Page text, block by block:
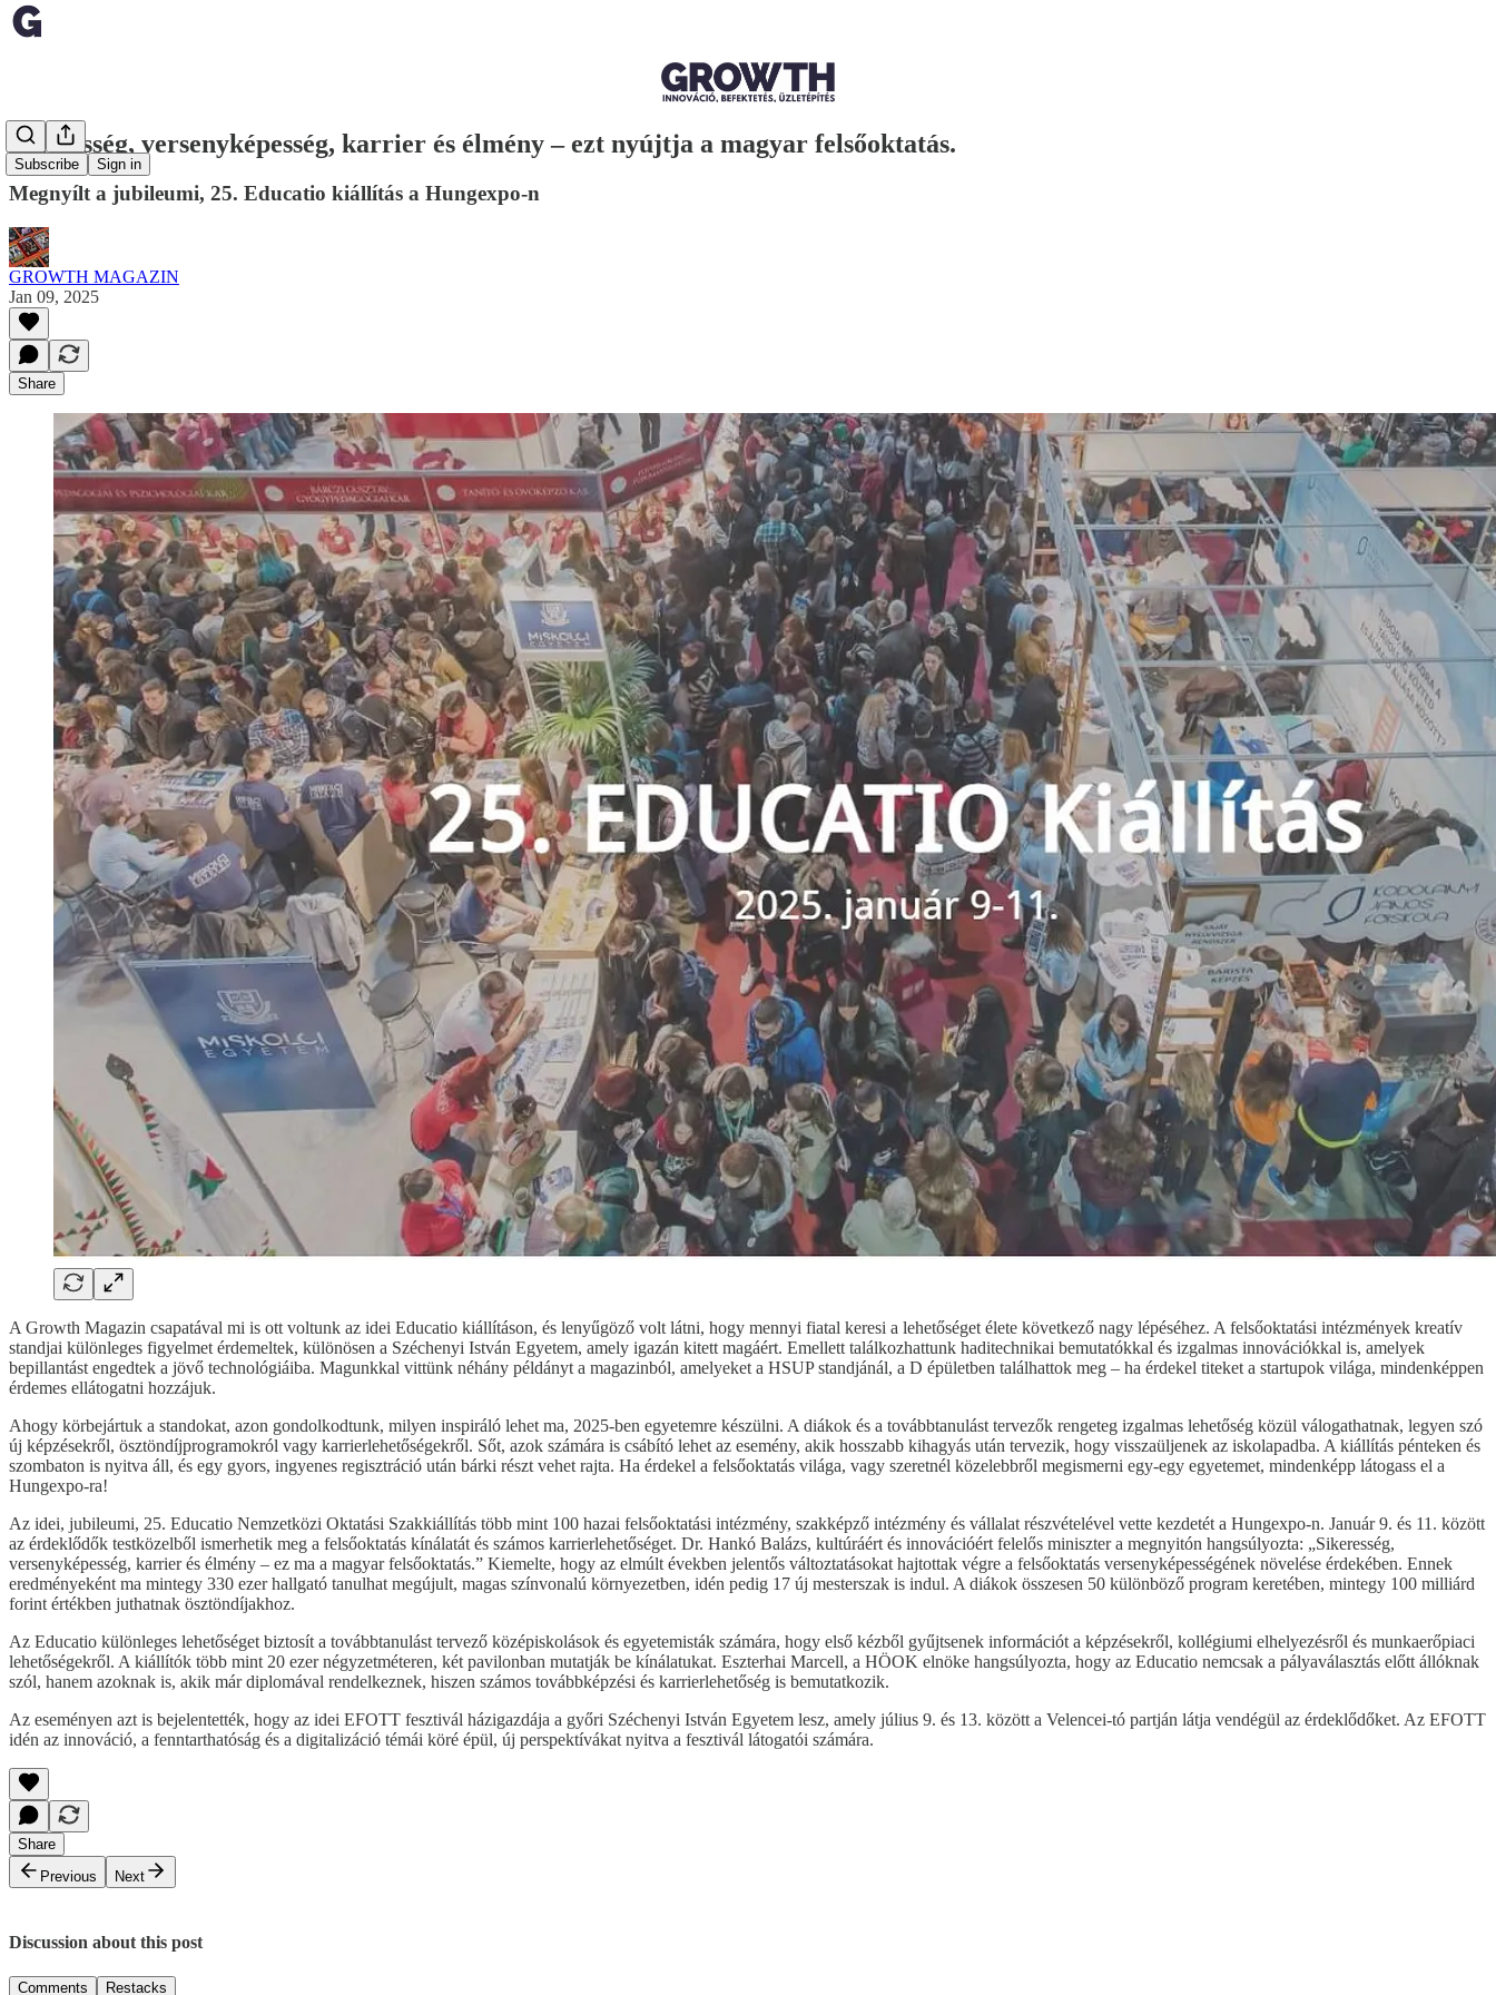
Subscribe Sign in
Sikeresség, versenyképesség, karrier és élmény – ezt nyújtja a magyar felsőoktatás.
Megnyílt a jubileumi, 25. Educatio kiállítás a Hungexpo-n
GROWTH MAGAZIN
Jan 09, 2025
Share
A Growth Magazin csapatával mi is ott voltunk az idei Educatio kiállításon, és lenyűgöző volt látni, hogy mennyi fiatal keresi a lehetőséget élete következő nagy lépéséhez. A felsőoktatási intézmények kreatív
standjai különleges figyelmet érdemeltek, különösen a Széchenyi István Egyetem, amely igazán kitett magáért. Emellett találkozhattunk haditechnikai bemutatókkal és izgalmas innovációkkal is, amelyek
bepillantást engedtek a jövő technológiáiba. Magunkkal vittünk néhány példányt a magazinból, amelyeket a HSUP standjánál, a D épületben találhattok meg – ha érdekel titeket a startupok világa, mindenképpen
érdemes ellátogatni hozzájuk.
Ahogy körbejártuk a standokat, azon gondolkodtunk, milyen inspiráló lehet ma, 2025-ben egyetemre készülni. A diákok és a továbbtanulást tervezők rengeteg izgalmas lehetőség közül válogathatnak, legyen szó
új képzésekről, ösztöndíjprogramokról vagy karrierlehetőségekről. Sőt, azok számára is csábító lehet az esemény, akik hosszabb kihagyás után tervezik, hogy visszaüljenek az iskolapadba. A kiállítás pénteken és
szombaton is nyitva áll, és egy gyors, ingyenes regisztráció után bárki részt vehet rajta. Ha érdekel a felsőoktatás világa, vagy szeretnél közelebbről megismerni egy-egy egyetemet, mindenképp látogass el a
Hungexpo-ra!
Az idei, jubileumi, 25. Educatio Nemzetközi Oktatási Szakkiállítás több mint 100 hazai felsőoktatási intézmény, szakképző intézmény és vállalat részvételével vette kezdetét a Hungexpo-n. Január 9. és 11. között
az érdeklődők testközelből ismerhetik meg a felsőoktatás kínálatát és számos karrierlehetőséget. Dr. Hankó Balázs, kultúráért és innovációért felelős miniszter a megnyitón hangsúlyozta: „Sikeresség,
versenyképesség, karrier és élmény – ez ma a magyar felsőoktatás.” Kiemelte, hogy az elmúlt években jelentős változtatásokat hajtottak végre a felsőoktatás versenyképességének növelése érdekében. Ennek
eredményeként ma mintegy 330 ezer hallgató tanulhat megújult, magas színvonalú környezetben, idén pedig 17 új mesterszak is indul. A diákok összesen 50 különböző program keretében, mintegy 100 milliárd
forint értékben juthatnak ösztöndíjakhoz.
Az Educatio különleges lehetőséget biztosít a továbbtanulást tervező középiskolások és egyetemisták számára, hogy első kézből gyűjtsenek információt a képzésekről, kollégiumi elhelyezésről és munkaerőpiaci
lehetőségekről. A kiállítók több mint 20 ezer négyzetméteren, két pavilonban mutatják be kínálatukat. Eszterhai Marcell, a HÖOK elnöke hangsúlyozta, hogy az Educatio nemcsak a pályaválasztás előtt állóknak
szól, hanem azoknak is, akik már diplomával rendelkeznek, hiszen számos továbbképzési és karrierlehetőség is bemutatkozik.
Az eseményen azt is bejelentették, hogy az idei EFOTT fesztivál házigazdája a győri Széchenyi István Egyetem lesz, amely július 9. és 13. között a Velencei-tó partján látja vendégül az érdeklődőket. Az EFOTT
idén az innováció, a fenntarthatóság és a digitalizáció témái köré épül, új perspektívákat nyitva a fesztivál látogatói számára.
Share
Previous
Next
Discussion about this post
Comments Restacks